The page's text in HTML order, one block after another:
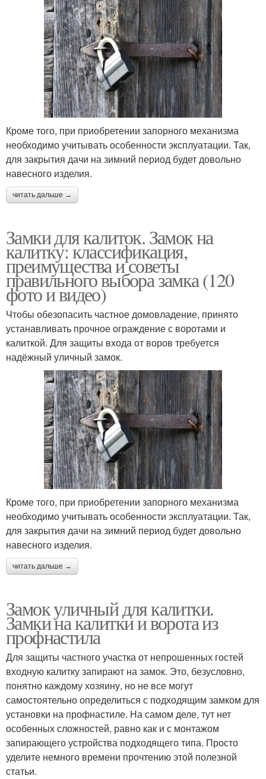
Кроме того, при приобретении запорного механизма
необходимо учитывать особенности эксплуатации. Так,
для закрытия дачи на зимний период будет довольно
навесного изделия.
читать дальше →
Замки для калиток. Замок на
калитку: классификация,
преимущества и советы
правильного выбора замка (120
фото и видео)
Чтобы обезопасить частное домовладение, принято
устанавливать прочное ограждение с воротами и
калиткой. Для защиты входа от воров требуется
надёжный уличный замок.
Кроме того, при приобретении запорного механизма
необходимо учитывать особенности эксплуатации. Так,
для закрытия дачи на зимний период будет довольно
навесного изделия.
читать дальше →
Замок уличный для калитки.
Замки на калитки и ворота из
профнастила
Для защиты частного участка от непрошенных гостей
входную калитку запирают на замок. Это, безусловно,
понятно каждому хозяину, но не все могут
самостоятельно определиться с подходящим замком для
установки на профнастиле. На самом деле, тут нет
особенных сложностей, равно как и с монтажом
запирающего устройства подходящего типа. Просто
уделите немного времени прочтению этой полезной
статьи.